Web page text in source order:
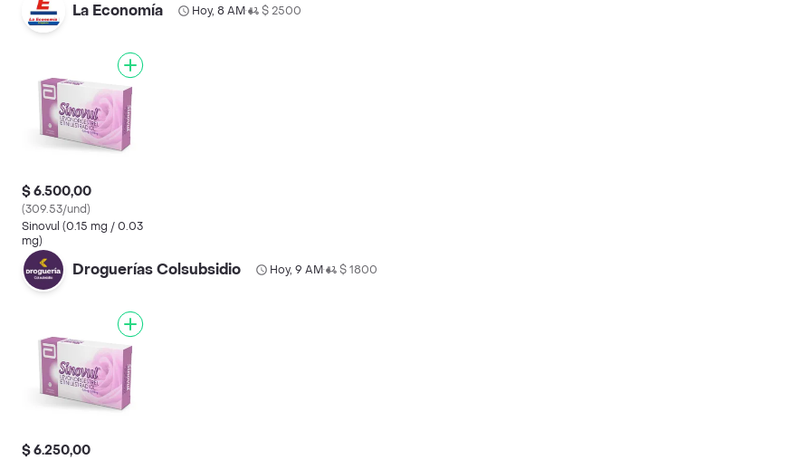
La Economía Hoy, 8 AM• $ 2500
$ 6.500,00
(309.53/und)
Sinovul (0.15 mg / 0.03
mg)
Droguerías Colsubsidio Hoy, 9 AM• $ 1800
$ 6.250,00